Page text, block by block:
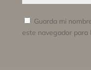
Guarda mi
este navegador para